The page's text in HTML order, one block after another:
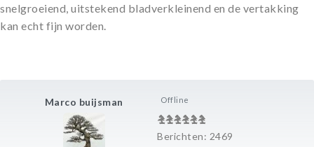
Marco buijsman Offline
Berichten: 2469
snelgroeiend, uitstekend bladverkleinend en de vertakking
kan echt fijn worden.